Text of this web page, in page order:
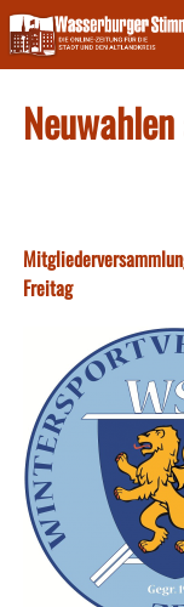
Skip
to
content
Freitag